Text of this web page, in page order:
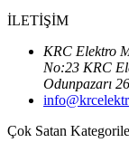
İLETİŞİM
KRC Elektro
No:23 KRC
Odunpazarı
Çok Satan